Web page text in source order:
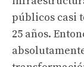
públicos casi
25 años.